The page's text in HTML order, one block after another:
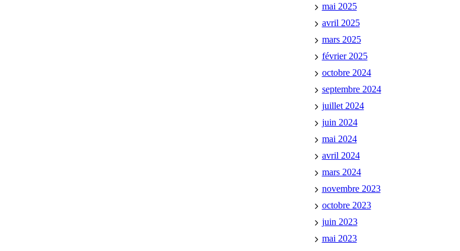
mai 2025
avril 2025
mars 2025
février 2025
octobre 2024
septembre 2024
juillet 2024
juin 2024
mai 2024
avril 2024
mars 2024
novembre 2023
octobre 2023
juin 2023
mai 2023